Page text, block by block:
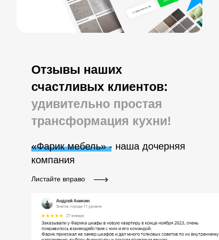
Отзывы наших
счастливых клиентов:
удивительно простая
трансформация кухни!
«Фарик мебель» - наша дочерняя
компания
Листайте вправо